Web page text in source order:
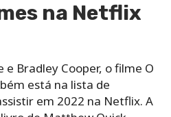
na Netflix
e Bradley Cooper, o filme O
está na lista de
em 2022 na Netflix. A